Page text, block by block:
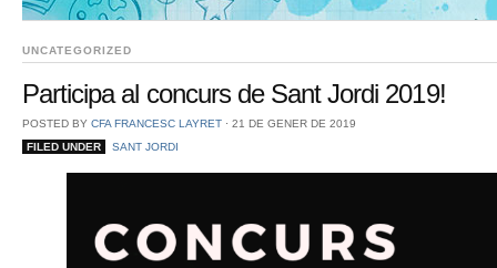
UNCATEGORIZED
Participa al concurs de Sant Jordi 2019!
POSTED BY CFA FRANCESC LAYRET ⋅ 21 DE GENER DE 2019
FILED UNDER
SANT JORDI